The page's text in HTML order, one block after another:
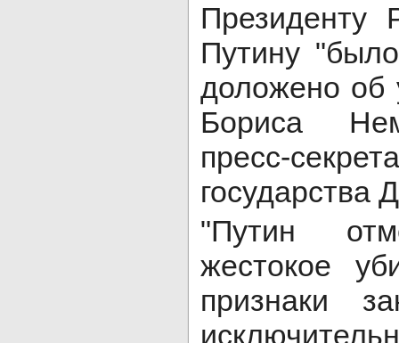
Президенту
Путину
доложено об
Бориса
пресс-
государства
"Путин
жестокое
признаки